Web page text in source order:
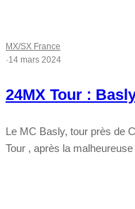
MX/SX France
·14 mars 2024
24MX Tour :
Le MC Basly, tour près de
Tour , après la